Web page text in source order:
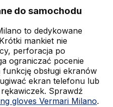
do samochodu
to dedykowane
mankiet nie
perforacja po
ograniczać pocenie
funkcję obsługi ekranów
ekran telefonu lub
Sprawdź
gloves Vermari Milano.